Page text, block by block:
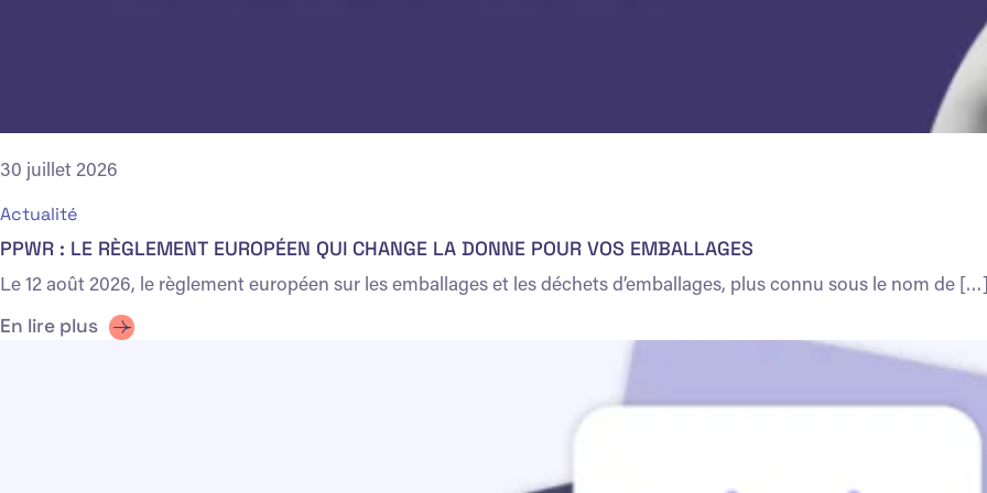
30 juillet 2026
Actualité
PPWR : LE RÈGLEMENT EUROPÉEN QUI CHANGE LA DONNE POUR VOS EMBALLAGES
Le 12 août 2026, le règlement européen sur les emballages et les déchets d’emballages, plus connu sous le nom de
En lire plus